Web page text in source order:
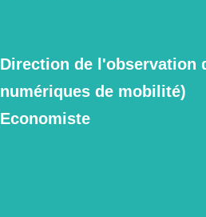
Direction de l'observation
numériques de mobilité)
Economiste